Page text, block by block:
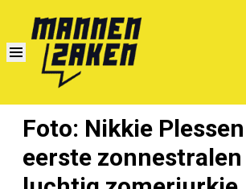
Foto: Nikkie
eerste